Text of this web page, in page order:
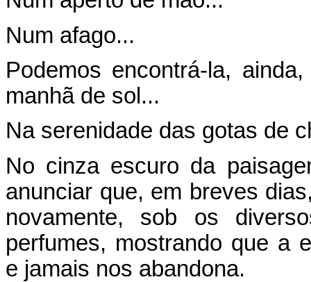
Num afago...
Podemos encontrá-la,
manhã de sol...
Na serenidade das gotas de
No cinza escuro da
anunciar que, em breves
novamente, sob os
perfumes, mostrando que a
e jamais nos abandona.